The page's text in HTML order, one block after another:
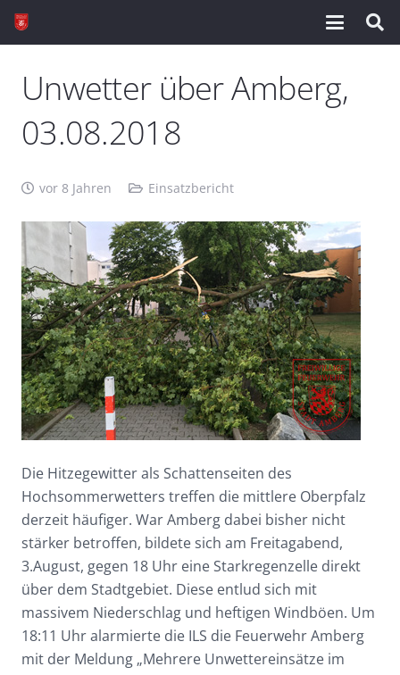
Unwetter über Amberg,
03.08.2018
vor 8 Jahren Einsatzbericht
Die Hitzegewitter als Schattenseiten des
Hochsommerwetters treffen die mittlere Oberpfalz
derzeit häufiger. War Amberg dabei bisher nicht
stärker betroffen, bildete sich am Freitagabend,
3.August, gegen 18 Uhr eine Starkregenzelle direkt
über dem Stadtgebiet. Diese entlud sich mit
massivem Niederschlag und heftigen Windböen. Um
18:11 Uhr alarmierte die ILS die Feuerwehr Amberg
mit der Meldung „Mehrere Unwettereinsätze im